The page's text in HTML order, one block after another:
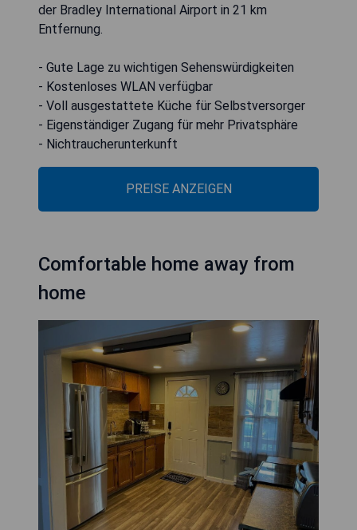
der Bradley International Airport in 21 km
Entfernung.
- Gute Lage zu wichtigen Sehenswürdigkeiten
- Kostenloses WLAN verfügbar
- Voll ausgestattete Küche für Selbstversorger
- Eigenständiger Zugang für mehr Privatsphäre
- Nichtraucherunterkunft
PREISE ANZEIGEN
Comfortable home away from
home